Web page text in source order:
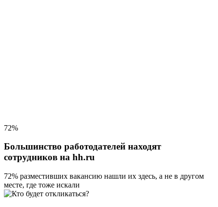
72%
Большинство работодателей находят
сотрудников на hh.ru
72% разместивших вакансию нашли их здесь, а не в другом
месте, где тоже искали